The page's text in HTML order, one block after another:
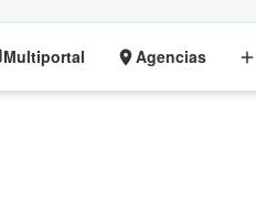
Multiportal Agencias